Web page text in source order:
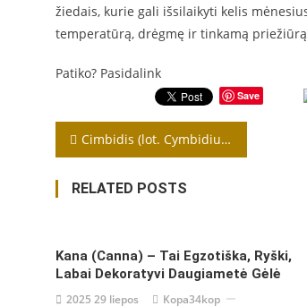
žiedais, kurie gali išsilaikyti kelis
temperatūrą, drėgmę ir tinkamą
Patiko? Pasidalink
Save
Navigacija
tarp
įrašų
Cimbidis (lot. Cymbidium) – tai orchidėjų gentis
RELATED POSTS
Kana (Canna) – Tai Egzotiška, Ryški,
Labai Dekoratyvi Daugiametė Gėlė
2025 29 liepos Kopa34kop